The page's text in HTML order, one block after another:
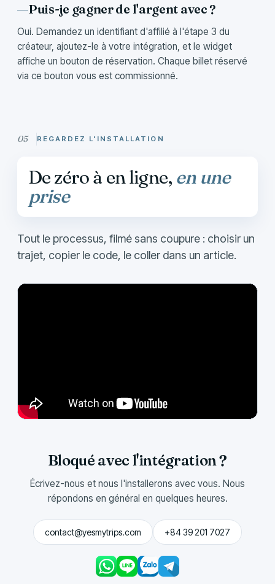
Puis-je gagner de l'argent avec ?
Oui. Demandez un identifiant d'affilié à l'étape 3 du
créateur, ajoutez-le à votre intégration, et le widget
affiche un bouton de réservation. Chaque billet réservé
via ce bouton vous est commissionné.
REGARDEZ L'INSTALLATION
De zéro à en ligne, en une
prise
Tout le processus, filmé sans coupure : choisir un
trajet, copier le code, le coller dans un article.
Bloqué avec l'intégration ?
Écrivez-nous et nous l'installerons avec vous. Nous
répondons en général en quelques heures.
contact@yesmytrips.com +84 39 201 7027